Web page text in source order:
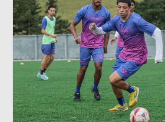
Caravaggio inicia preparação para o